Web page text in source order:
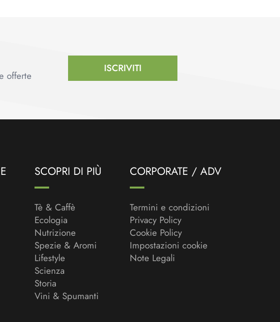
offerte
ISCRIVITI
SCOPRI DI PIÙ
Tè & Caffè
Ecologia
Nutrizione
Spezie & Aromi
Lifestyle
Scienza
Storia
Vini & Spumanti
CORPORATE / ADV
Termini e condizioni
Privacy Policy
Cookie Policy
Impostazioni cookie
Note Legali